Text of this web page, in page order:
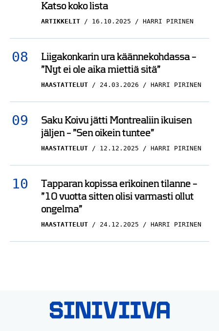
Katso koko lista
ARTIKKELIT 16.10.2025 HARRI PIRINEN
Liigakonkarin ura käännekohdassa –
”Nyt ei ole aika miettiä sitä”
HAASTATTELUT 24.03.2026 HARRI PIRINEN
Saku Koivu jätti Montrealiin ikuisen
jäljen – ”Sen oikein tuntee”
HAASTATTELUT 12.12.2025 HARRI PIRINEN
Tapparan kopissa erikoinen tilanne –
”10 vuotta sitten olisi varmasti ollut
ongelma”
HAASTATTELUT 24.12.2025 HARRI PIRINEN